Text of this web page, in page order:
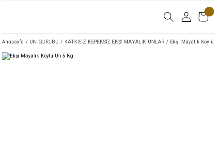
Anasayfa UN GURUBU KATKISIZ KEPEKSİZ EKŞİ MAYALIK UNLAR Ekşi Mayalık Köylü